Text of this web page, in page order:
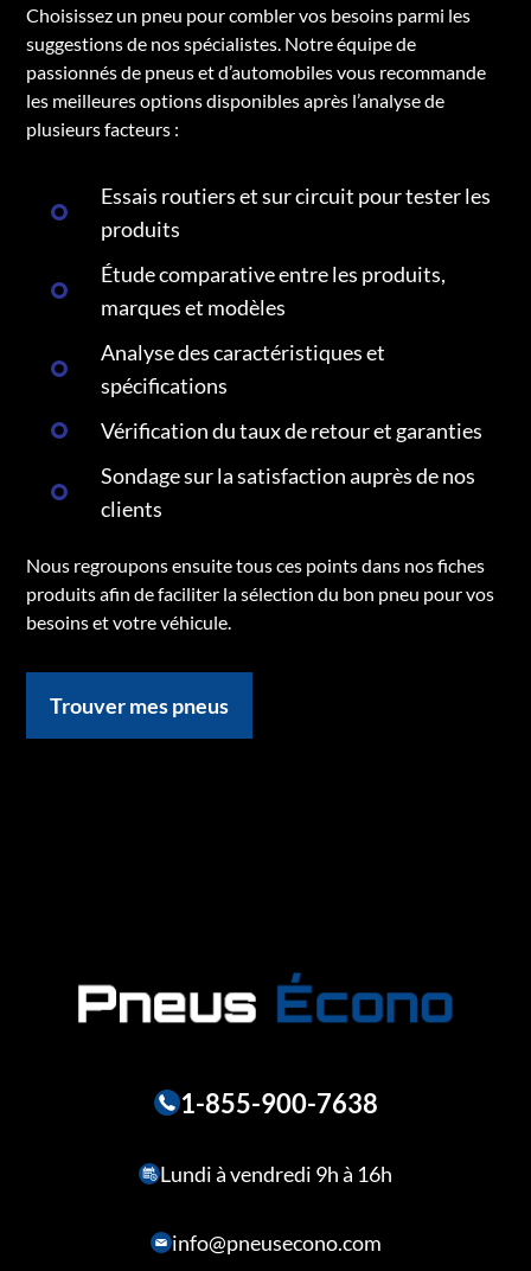
Choisissez un pneu pour combler vos besoins parmi les
suggestions de nos spécialistes. Notre équipe de
passionnés de pneus et d’automobiles vous recommande
les meilleures options disponibles après l’analyse de
plusieurs facteurs :
Essais routiers et sur circuit pour tester les
produits
Étude comparative entre les produits,
marques et modèles
Analyse des caractéristiques et
spécifications
Vérification du taux de retour et garanties
Sondage sur la satisfaction auprès de nos
clients
Nous regroupons ensuite tous ces points dans nos fiches
produits afin de faciliter la sélection du bon pneu pour vos
besoins et votre véhicule.
Trouver mes pneus
1-855-900-7638
Lundi à vendredi 9h à 16h
info@pneusecono.com